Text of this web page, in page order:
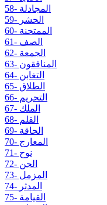
58- المجادلة
59- الحشر
60- الممتحنة
61- الصف
62- الجمعة
63- المنافقون
64- التغابن
65- الطلاق
66- التحريم
67- الملك
68- القلم
69- الحاقة
70- المعارج
71- نوح
72- الجن
73- المزمل
74- المدثر
75- القيامة